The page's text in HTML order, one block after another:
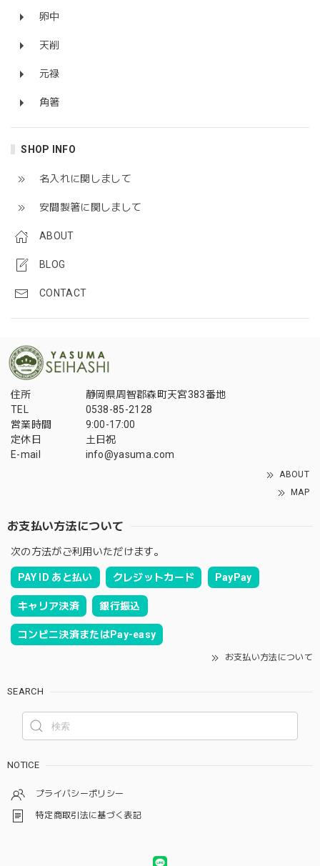
卵中
天削
元禄
角箸
SHOP INFO
名入れに関しまして
安間製箸に関しまして
ABOUT
BLOG
CONTACT
住所
静岡県周智郡森町天宮383番地
TEL
0538-85-2128
営業時間
9:00-17:00
定休日
土日祝
E-mail
info@yasuma.com
ABOUT
MAP
お支払い方法について
次の方法がご利用いただけます。
PAY ID あと払い クレジットカード PayPay
キャリア決済 銀行振込
コンビニ決済またはPay-easy
お支払い方法について
SEARCH
NOTICE
プライバシーポリシー
特定商取引法に基づく表記